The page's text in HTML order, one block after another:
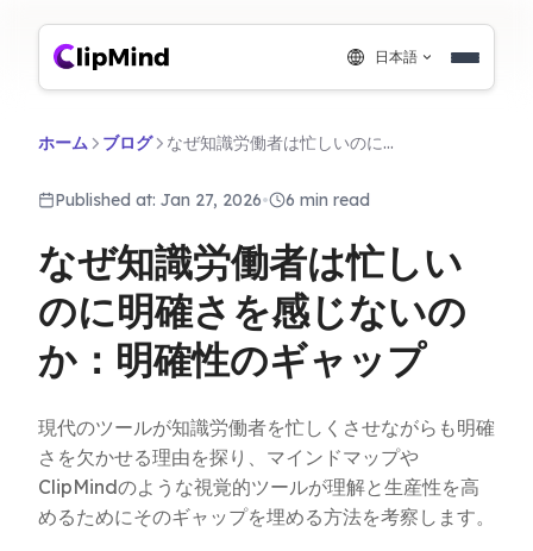
日本語
ホーム ブログ なぜ知識労働者は忙しいのに明確さを感じないのか：明確性のギャップ
Published at: Jan 27, 2026• 6 min read
なぜ知識労働者は忙しい
のに明確さを感じないの
か：明確性のギャップ
現代のツールが知識労働者を忙しくさせながらも明確
さを欠かせる理由を探り、マインドマップや
ClipMindのような視覚的ツールが理解と生産性を高
めるためにそのギャップを埋める方法を考察します。